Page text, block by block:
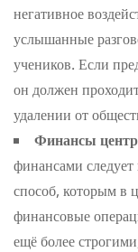
негативное
услышанные
учеников. Если
он должен
удалении от
Финансы
финансами
способ, которым в
финансовые
ещё более